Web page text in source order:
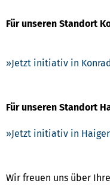
Für unseren Standort
Jetzt initiativ in
Für unseren Standort
Jetzt initiativ in
Wir freuen uns über